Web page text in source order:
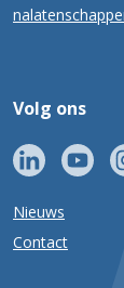
Volg ons
Nieuws
Contact